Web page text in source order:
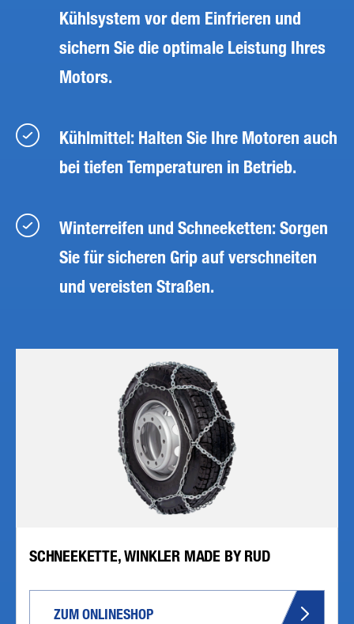
Kühlsystem vor dem Einfrieren und
sichern Sie die optimale Leistung Ihres
Motors.
Kühlmittel: Halten Sie Ihre Motoren auch
bei tiefen Temperaturen in Betrieb.
Winterreifen und Schneeketten: Sorgen
Sie für sicheren Grip auf verschneiten
und vereisten Straßen.
SCHNEEKETTE, WINKLER MADE BY RUD
ZUM ONLINESHOP